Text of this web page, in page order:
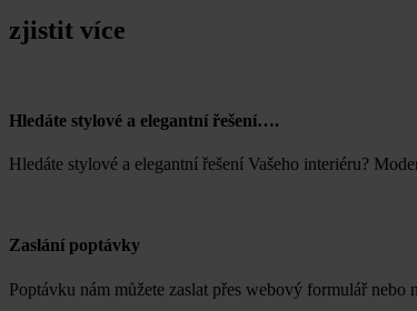
zjistit více
Hledáte stylové a elegantní řešení….
Hledáte stylové a elegantní řešení Vašeho interiéru?
Zaslání poptávky
Poptávku nám můžete zaslat přes webový formulář